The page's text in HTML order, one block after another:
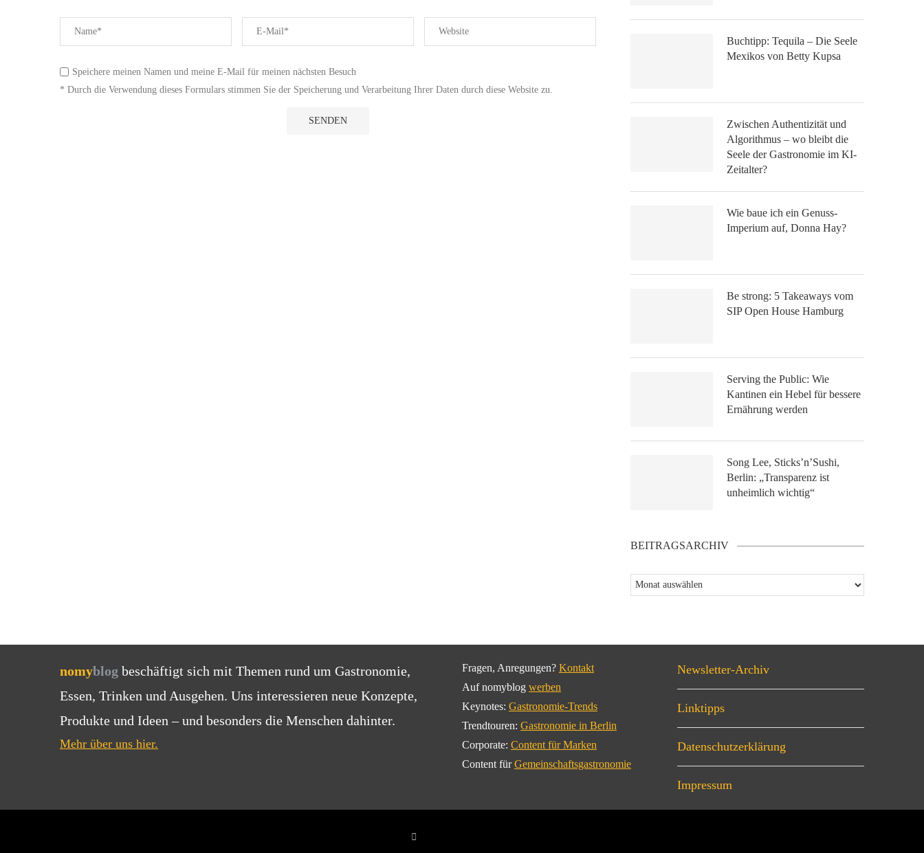
Speichere meinen Namen und meine E-Mail für meinen nächsten Besuch
* Durch die Verwendung dieses Formulars stimmen Sie der Speicherung und Verarbeitung Ihrer Daten durch diese Website zu.
Buchtipp: Tequila – Die Seele
Mexikos von Betty Kupsa
Zwischen Authentizität und
Algorithmus – wo bleibt die
Seele der Gastronomie im KI-
Zeitalter?
Wie baue ich ein Genuss-
Imperium auf, Donna Hay?
Be strong: 5 Takeaways vom
SIP Open House Hamburg
Serving the Public: Wie
Kantinen ein Hebel für bessere
Ernährung werden
Song Lee, Sticks’n’Sushi,
Berlin: „Transparenz ist
unheimlich wichtig“
BEITRAGSARCHIV
nomyblog beschäftigt sich mit Themen rund um Gastronomie,
Essen, Trinken und Ausgehen. Uns interessieren neue Konzepte,
Produkte und Ideen – und besonders die Menschen dahinter.
Mehr über uns hier.
Fragen, Anregungen? Kontakt
Auf nomyblog werben
Keynotes: Gastronomie-Trends
Trendtouren: Gastronomie in Berlin
Corporate: Content für Marken
Content fürGemeinschaftsgastronomie
Newsletter-Archiv
Linktipps
Datenschutzerklärung
Impressum